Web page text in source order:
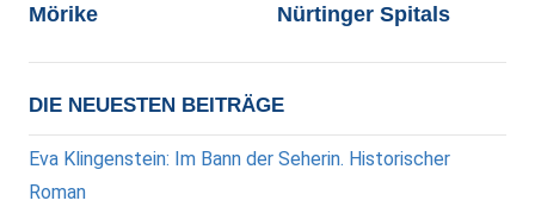
Mörike
Nürtinger Spitals
DIE NEUESTEN BEITRÄGE
Eva Klingenstein: Im Bann der Seherin. Historischer
Roman